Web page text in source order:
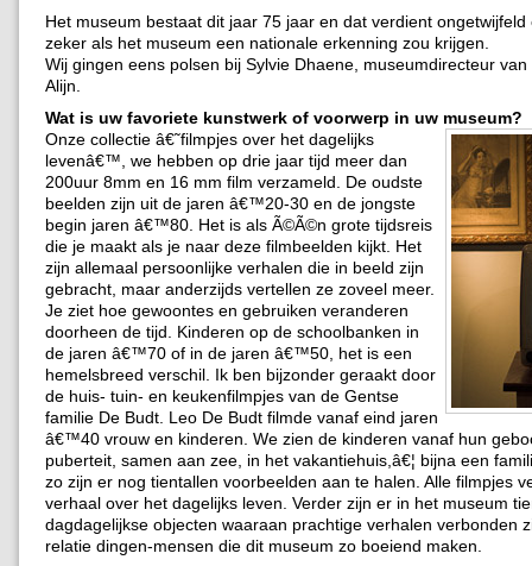
Het museum bestaat dit jaar 75 jaar en dat verdient ongetwijfeld
zeker als het museum een nationale erkenning zou krijgen.
Wij gingen eens polsen bij Sylvie Dhaene, museumdirecteur
Alijn.
Wat is uw favoriete kunstwerk of voorwerp in uw museum?
Onze collectie â€˜filmpjes over het dagelijks
levenâ€™, we hebben op drie jaar tijd meer dan
200uur 8mm en 16 mm film verzameld. De oudste
beelden zijn uit de jaren â€™20-30 en de jongste
begin jaren â€™80. Het is als Ã©Ã©n grote tijdsreis
die je maakt als je naar deze filmbeelden kijkt. Het
zijn allemaal persoonlijke verhalen die in beeld zijn
gebracht, maar anderzijds vertellen ze zoveel meer.
Je ziet hoe gewoontes en gebruiken veranderen
doorheen de tijd. Kinderen op de schoolbanken in
de jaren â€™70 of in de jaren â€™50, het is een
hemelsbreed verschil. Ik ben bijzonder geraakt door
de huis- tuin- en keukenfilmpjes van de Gentse
familie De Budt. Leo De Budt filmde vanaf eind jaren
â€™40 vrouw en kinderen. We zien de kinderen vanaf hun
puberteit, samen aan zee, in het vakantiehuis,â€¦ bijna een
zo zijn er nog tientallen voorbeelden aan te halen. Alle filmpjes
verhaal over het dagelijks leven. Verder zijn er in het museum
dagdagelijkse objecten waaraan prachtige verhalen verbonden
relatie dingen-mensen die dit museum zo boeiend maken.